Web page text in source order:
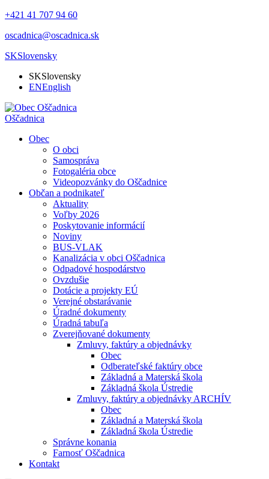
+421 41 707 94 60
oscadnica@oscadnica.sk
SKSlovensky
SKSlovensky
ENEnglish
Oščadnica
Obec
O obci
Samospráva
Fotogaléria obce
Videopozvánky do Oščadnice
Občan a podnikateľ
Aktuality
Voľby 2026
Poskytovanie informácií
Noviny
BUS-VLAK
Kanalizácia v obci Oščadnica
Odpadové hospodárstvo
Ovzdušie
Dotácie a projekty EÚ
Verejné obstarávanie
Úradné dokumenty
Úradná tabuľa
Zverejňované dokumenty
Zmluvy, faktúry a objednávky
Obec
Odberateľské faktúry obce
Základná a Materská škola
Základná škola Ústredie
Zmluvy, faktúry a objednávky ARCHÍV
Obec
Základná a Materská škola
Základná škola Ústredie
Správne konania
Farnosť Oščadnica
Kontakt